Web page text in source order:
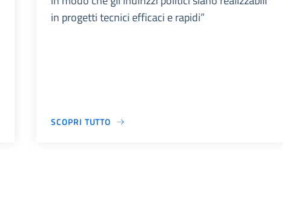
in progetti tecnici efficaci e rapidi”
SCOPRI TUTTO